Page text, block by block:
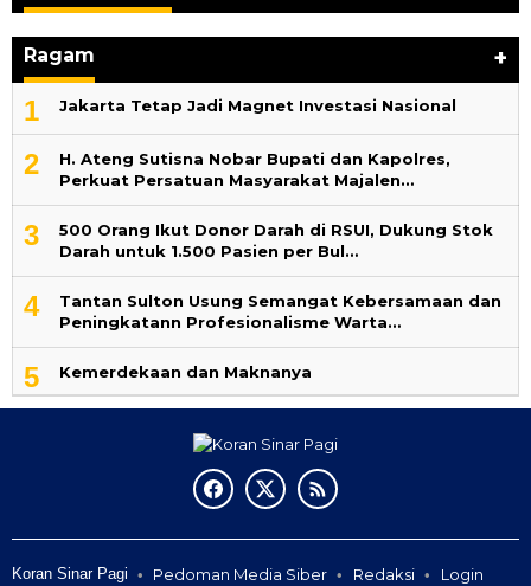
Ragam +
1 Jakarta Tetap Jadi Magnet Investasi Nasional
2
H. Ateng Sutisna Nobar Bupati dan Kapolres,
Perkuat Persatuan Masyarakat Majalen…
3
500 Orang Ikut Donor Darah di RSUI, Dukung Stok
Darah untuk 1.500 Pasien per Bul…
4
‎Tantan Sulton Usung Semangat Kebersamaan dan
Peningkatann Profesionalisme Warta…
5 Kemerdekaan dan Maknanya
Koran Sinar Pagi Pedoman Media Siber Redaksi Login